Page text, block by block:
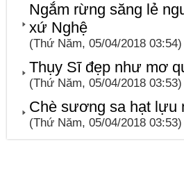
Ngắm rừng săng lẻ
xứ Nghệ
(Thứ Năm, 05/04/2018 03:54)
Thụy Sĩ đẹp như mơ
(Thứ Năm, 05/04/2018 03:53)
Chè sương sa hạt lựu
(Thứ Năm, 05/04/2018 03:53)